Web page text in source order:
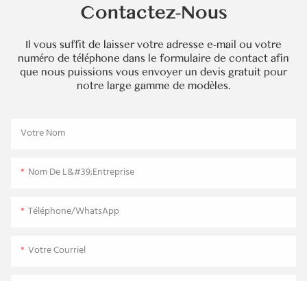
Contactez-Nous
Il vous suffit de laisser votre adresse e-mail ou votre
numéro de téléphone dans le formulaire de contact afin
que nous puissions vous envoyer un devis gratuit pour
notre large gamme de modèles.
Votre Nom
Nom De L&#39;entreprise
Téléphone/WhatsApp
Votre Courriel